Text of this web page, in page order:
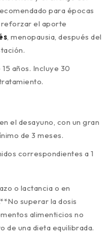
para épocas
reforzar el aporte
, menopausia, después del
años. Incluye 30
el desayuno, con un gran
de 3 meses.
correspondientes a 1
o lactancia o en
superar la dosis
alimenticios no
de una dieta equilibrada.